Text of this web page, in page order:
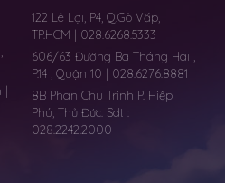
|
122 Lê Lợi, P4, Q.Gò Vấp,
TP.HCM | 028.6268.5333
606/63 Đường Ba Tháng Hai ,
P.14 , Quận 10 | 028.6276.8881
8B Phan Chu Trinh P. Hiệp
Phú, Thủ Đức. Sdt :
028.2242.2000